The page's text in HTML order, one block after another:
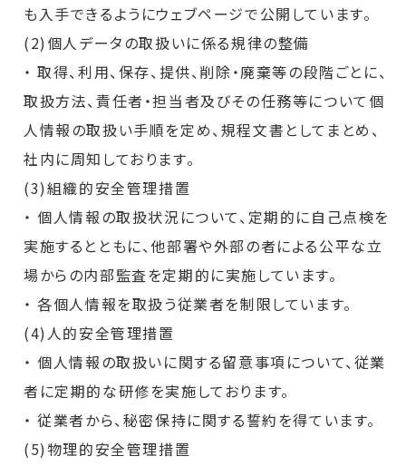
も入手できるようにウェブページで公開しています。
(2)個人データの取扱いに係る規律の整備
・ 取得、利用、保存、提供、削除・廃棄等の段階ごとに、
取扱方法、責任者・担当者及びその任務等について個
人情報の取扱い手順を定め、規程文書としてまとめ、
社内に周知しております。
(3)組織的安全管理措置
・ 個人情報の取扱状況について、定期的に自己点検を
実施するとともに、他部署や外部の者による公平な立
場からの内部監査を定期的に実施しています。
・ 各個人情報を取扱う従業者を制限しています。
(4)人的安全管理措置
・ 個人情報の取扱いに関する留意事項について、従業
者に定期的な研修を実施しております。
・ 従業者から、秘密保持に関する誓約を得ています。
(5)物理的安全管理措置